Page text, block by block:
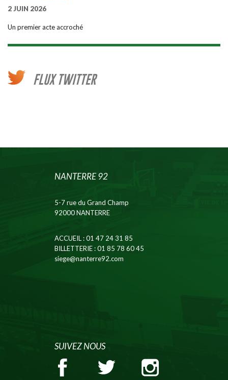
2 JUIN 2026
Un premier acte accroché
FLUX TWITTER
NANTERRE 92
5-7 rue du Grand Champ
92000 NANTERRE
ACCUEIL: 01 47 24 31 85
BILLETTERIE: 01 85 78 60 45
siege@nanterre92.com
SUIVEZ NOUS